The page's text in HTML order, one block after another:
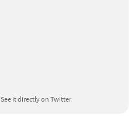
See it directly on Twitter